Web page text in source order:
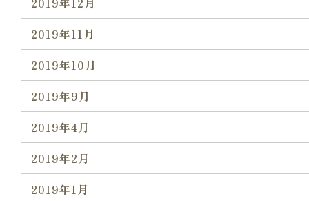
2019年11月
2019年10月
2019年9月
2019年4月
2019年2月
2019年1月